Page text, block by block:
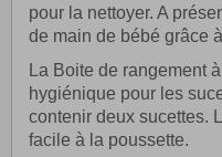
pour la nettoyer. A
de main de bébé grâce
La Boite de rangement
hygiénique pour les
contenir deux sucettes.
facile à la poussette.